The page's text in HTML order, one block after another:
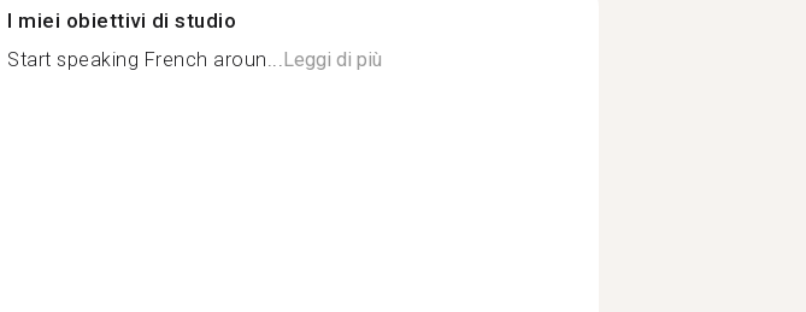
I miei obiettivi di studio
Start speaking French aroun... Leggi di più